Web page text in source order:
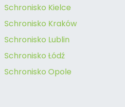
Schronisko Kielce
Schronisko Kraków
Schronisko Lublin
Schronisko Łódź
Schronisko Opole